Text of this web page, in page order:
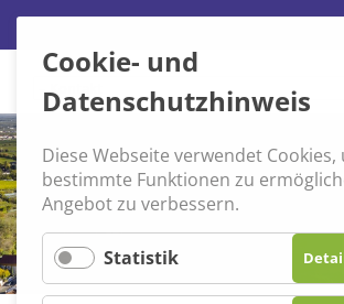
überspringen
Cookie- und
Datenschutzhinweis
Diese Webseite verwendet Cookies,
bestimmte Funktionen zu
Angebot zu verbessern.
Statistik